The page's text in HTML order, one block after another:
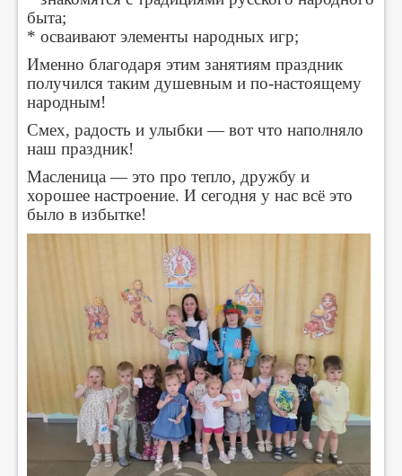
быта;
* осваивают элементы народных игр;
Именно благодаря этим занятиям праздник
получился таким душевным и по‑настоящему
народным!
Смех, радость и улыбки — вот что наполняло
наш праздник!
Масленица — это про тепло, дружбу и
хорошее настроение. И сегодня у нас всё это
было в избытке!